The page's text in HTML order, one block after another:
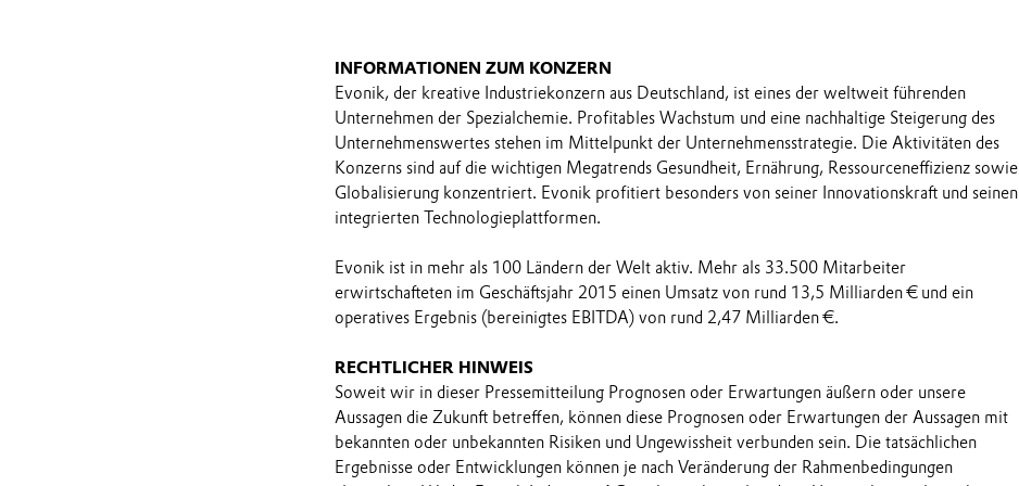
INFORMATIONEN ZUM KONZERN
Evonik, der kreative Industriekonzern aus Deutschland, ist eines der weltweit führenden
Unternehmen der Spezialchemie. Profitables Wachstum und eine nachhaltige Steigerung des
Unternehmenswertes stehen im Mittelpunkt der Unternehmensstrategie. Die Aktivitäten des
Konzerns sind auf die wichtigen Megatrends Gesundheit, Ernährung, Ressourceneffizienz sowie
Globalisierung konzentriert. Evonik profitiert besonders von seiner Innovationskraft und seinen
integrierten Technologieplattformen.
Evonik ist in mehr als 100 Ländern der Welt aktiv. Mehr als 33.500 Mitarbeiter
erwirtschafteten im Geschäftsjahr 2015 einen Umsatz von rund 13,5 Milliarden € und ein
operatives Ergebnis (bereinigtes EBITDA) von rund 2,47 Milliarden €.
RECHTLICHER HINWEIS
Soweit wir in dieser Pressemitteilung Prognosen oder Erwartungen äußern oder unsere
Aussagen die Zukunft betreffen, können diese Prognosen oder Erwartungen der Aussagen mit
bekannten oder unbekannten Risiken und Ungewissheit verbunden sein. Die tatsächlichen
Ergebnisse oder Entwicklungen können je nach Veränderung der Rahmenbedingungen